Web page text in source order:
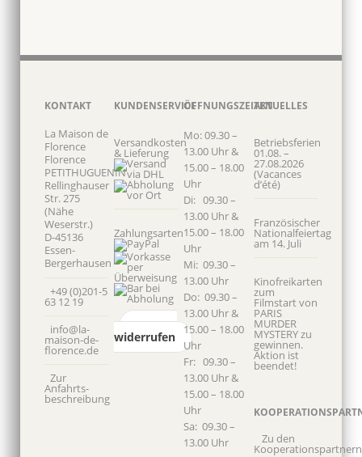
KONTAKT
La Maison de
Florence
Florence
PETITHUGUENIN
Rellinghauser
Str. 275
(Nähe
Weserstr.)
D-45136
Essen-
Bergerhausen
+49 (0)201-5
63 12 19
info@la-
maison-de-
florence.de
Zur
Anfahrts­
beschreibung
KUNDENSERVICE
Versandkosten
& Lieferung
Zahlungsarten
Vertrag
widerrufen
ÖFFNUNGSZEITEN
Mo: 09.30 –
13.00 Uhr &
15.00 – 18.00
Uhr
Di: 09.30 –
13.00 Uhr &
15.00 – 18.00
Uhr
Mi: 09.30 –
13.00 Uhr
Do: 09.30 –
13.00 Uhr &
15.00 – 18.00
Uhr
Fr: 09.30 –
13.00 Uhr &
15.00 – 18.00
Uhr
Sa: 09.30 –
13.00 Uhr
AKTUELLES
Betriebsferien
01.08. –
27.08.2026
(Vacances
d’été)
Französischer
Nationalfeiertag
am 14. Juli
Kinofreikarten
zum
Filmstart von
PARIS
MURDER
MYSTERY zu
gewinnen.
Aktion ist
beendet!
Zu den
Kooperationspartnern